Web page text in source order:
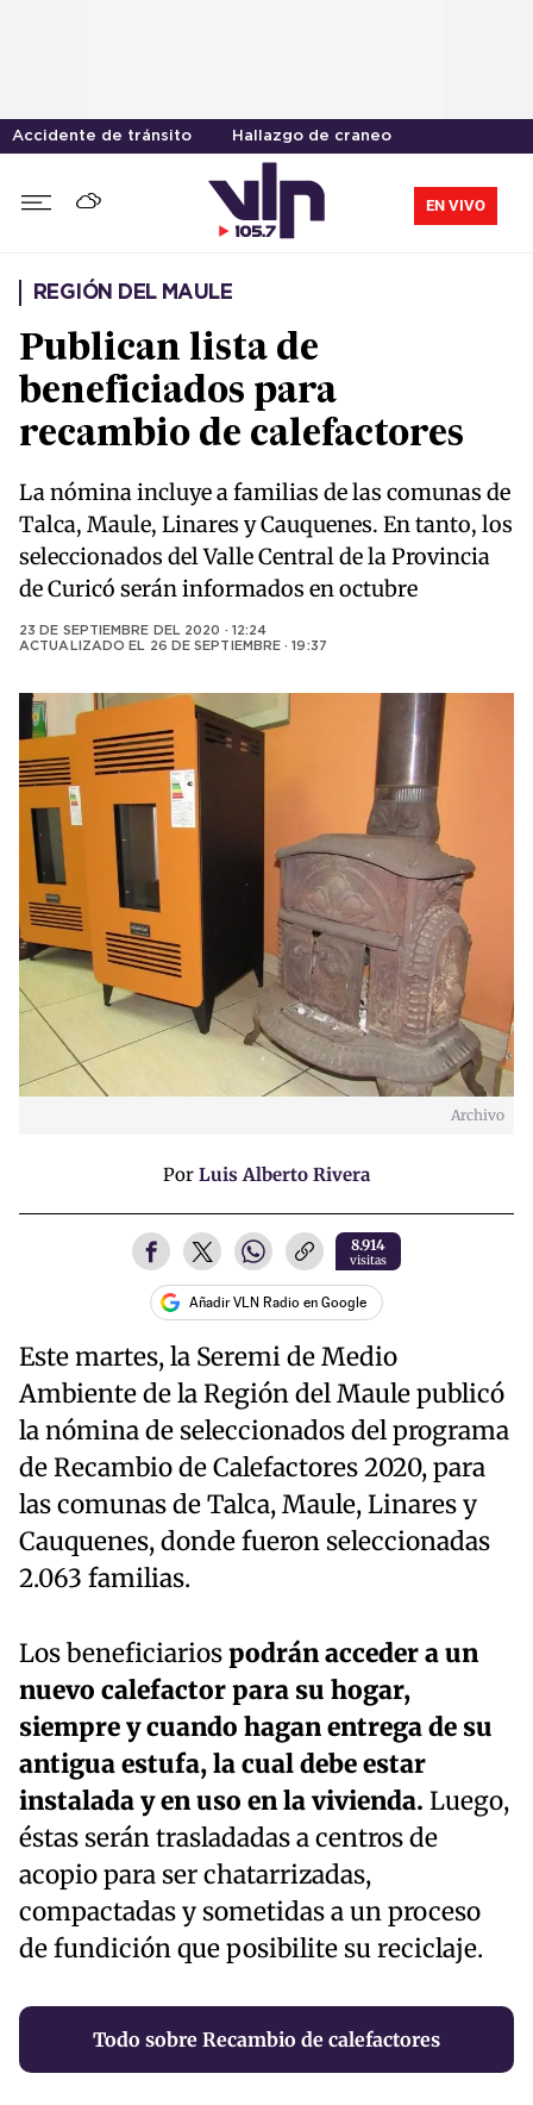
Accidente de tránsito Hallazgo de craneo
EN VIVO
REGIÓN DEL MAULE
Publican lista de
beneficiados para
recambio de calefactores
La nómina incluye a familias de las comunas de
Talca, Maule, Linares y Cauquenes. En tanto, los
seleccionados del Valle Central de la Provincia
de Curicó serán informados en octubre
23 DE SEPTIEMBRE DEL 2020 · 12:24
ACTUALIZADO EL 26 DE SEPTIEMBRE · 19:37
Archivo
Por Luis Alberto Rivera
8.914
visitas
Añadir VLN Radio en Google
Este martes, la Seremi de Medio
Ambiente de la Región del Maule publicó
la nómina de seleccionados del programa
de Recambio de Calefactores 2020, para
las comunas de Talca, Maule, Linares y
Cauquenes, donde fueron seleccionadas
2.063 familias.
Los beneficiariospodrán acceder a un
nuevo calefactor para su hogar,
siempre y cuando hagan entrega de su
antigua estufa, la cual debe estar
instalada y en uso en la vivienda. Luego,
éstas serán trasladadas a centros de
acopio para ser chatarrizadas,
compactadas y sometidas a un proceso
de fundición que posibilite su reciclaje.
Todo sobre Recambio de calefactores